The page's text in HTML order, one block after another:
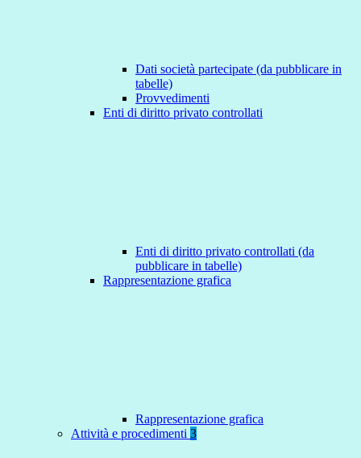
Dati società partecipate (da pubblicare in
tabelle)
Provvedimenti
Enti di diritto privato controllati
Enti di diritto privato controllati (da
pubblicare in tabelle)
Rappresentazione grafica
Rappresentazione grafica
Attività e procedimenti 3